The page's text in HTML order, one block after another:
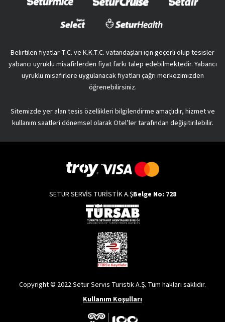
Belirtilen fiyatlar T.C. ve K.K.T.C. vatandaşları için geçerli olup tesisler
yabancı uyruklu misafirlerden fiyat farkı talep edebilmektedir. Yabancı
uyruklu misafirlere uygulanacak fiyatları çağrı merkezimizden
öğrenebilirsiniz.
Sitemizde yer alan tesis özellikleri bilgilendirme amaçlıdır, hizmet ve
kullanım saatleri dönemsel olarak Otel’ler tarafından değişitirilebilir.
SETUR SERVİS TURİSTİK A.ŞBelge No: 728
Copyright © 2022 Setur Servis Turistik A.Ş. Tüm hakları saklıdır.
Kullanım Koşulları